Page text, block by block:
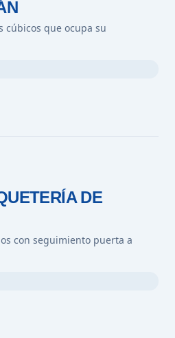
cúbicos que ocupa su
DE
con seguimiento puerta a